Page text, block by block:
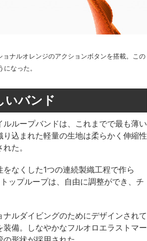
ナルオレンジのアクションボタンを搭載。この
なった。
いバンド
ループバンドは、これまでで最も薄い
込まれた軽量の生地は柔らかく伸縮性
た。
なくした1つの連続製織工程で作ら
ップループは、自由に調整ができ、チ
ルダイビングのためにデザインされて
備。しなやかなフルオロエラストマー